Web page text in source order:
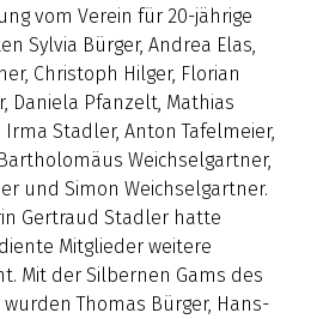
vom Verein für 20-jährige
Sylvia Bürger, Andrea Elas,
Christoph Hilger, Florian
Daniela Pfanzelt, Mathias
Irma Stadler, Anton Tafelmeier,
Weichselgartner,
und Simon Weichselgartner.
Gertraud Stadler hatte
Mitglieder weitere
Mit der Silbernen Gams des
Thomas Bürger, Hans-